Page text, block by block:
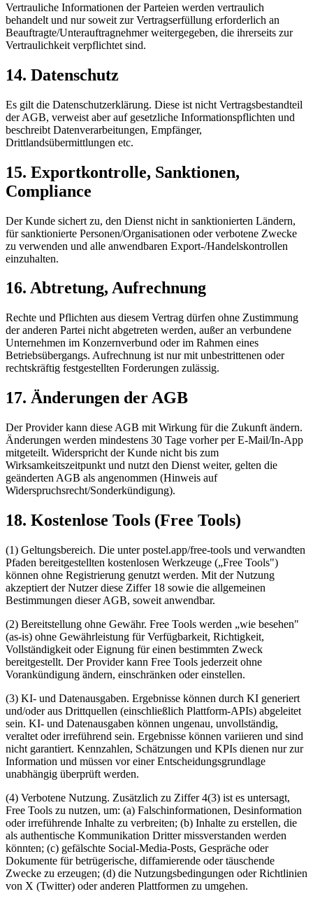
Vertrauliche Informationen der Parteien werden vertraulich
behandelt und nur soweit zur Vertragserfüllung erforderlich an
Beauftragte/Unterauftragnehmer weitergegeben, die ihrerseits zur
Vertraulichkeit verpflichtet sind.
14. Datenschutz
Es gilt die Datenschutzerklärung. Diese ist nicht Vertragsbestandteil
der AGB, verweist aber auf gesetzliche Informationspflichten und
beschreibt Datenverarbeitungen, Empfänger,
Drittlandsübermittlungen etc.
15. Exportkontrolle, Sanktionen,
Compliance
Der Kunde sichert zu, den Dienst nicht in sanktionierten Ländern,
für sanktionierte Personen/Organisationen oder verbotene Zwecke
zu verwenden und alle anwendbaren Export-/Handelskontrollen
einzuhalten.
16. Abtretung, Aufrechnung
Rechte und Pflichten aus diesem Vertrag dürfen ohne Zustimmung
der anderen Partei nicht abgetreten werden, außer an verbundene
Unternehmen im Konzernverbund oder im Rahmen eines
Betriebsübergangs. Aufrechnung ist nur mit unbestrittenen oder
rechtskräftig festgestellten Forderungen zulässig.
17. Änderungen der AGB
Der Provider kann diese AGB mit Wirkung für die Zukunft ändern.
Änderungen werden mindestens 30 Tage vorher per E-Mail/In-App
mitgeteilt. Widerspricht der Kunde nicht bis zum
Wirksamkeitszeitpunkt und nutzt den Dienst weiter, gelten die
geänderten AGB als angenommen (Hinweis auf
Widerspruchsrecht/Sonderkündigung).
18. Kostenlose Tools (Free Tools)
(1) Geltungsbereich. Die unter postel.app/free-tools und verwandten
Pfaden bereitgestellten kostenlosen Werkzeuge („Free Tools")
können ohne Registrierung genutzt werden. Mit der Nutzung
akzeptiert der Nutzer diese Ziffer 18 sowie die allgemeinen
Bestimmungen dieser AGB, soweit anwendbar.
(2) Bereitstellung ohne Gewähr. Free Tools werden „wie besehen"
(as-is) ohne Gewährleistung für Verfügbarkeit, Richtigkeit,
Vollständigkeit oder Eignung für einen bestimmten Zweck
bereitgestellt. Der Provider kann Free Tools jederzeit ohne
Vorankündigung ändern, einschränken oder einstellen.
(3) KI- und Datenausgaben. Ergebnisse können durch KI generiert
und/oder aus Drittquellen (einschließlich Plattform-APIs) abgeleitet
sein. KI- und Datenausgaben können ungenau, unvollständig,
veraltet oder irreführend sein. Ergebnisse können variieren und sind
nicht garantiert. Kennzahlen, Schätzungen und KPIs dienen nur zur
Information und müssen vor einer Entscheidungsgrundlage
unabhängig überprüft werden.
(4) Verbotene Nutzung. Zusätzlich zu Ziffer 4(3) ist es untersagt,
Free Tools zu nutzen, um: (a) Falschinformationen, Desinformation
oder irreführende Inhalte zu verbreiten; (b) Inhalte zu erstellen, die
als authentische Kommunikation Dritter missverstanden werden
könnten; (c) gefälschte Social-Media-Posts, Gespräche oder
Dokumente für betrügerische, diffamierende oder täuschende
Zwecke zu erzeugen; (d) die Nutzungsbedingungen oder Richtlinien
von X (Twitter) oder anderen Plattformen zu umgehen.